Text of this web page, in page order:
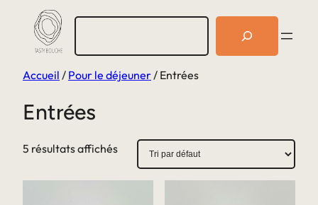
contenu
R
e
h
Accueil / Pour le déjeuner/ Entrées
Entrées
5 résultats affichés